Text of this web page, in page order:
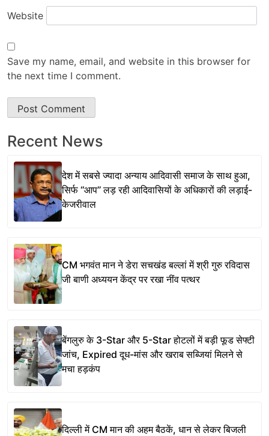
Website
Save my name, email, and website in this browser for
the next time I comment.
Recent News
देश में सबसे ज्यादा अन्याय आदिवासी समाज के साथ हुआ,
सिर्फ ‘‘आप’’ लड़ रही आदिवासियों के अधिकारों की लड़ाई-
केजरीवाल
CM भगवंत मान ने डेरा सचखंड बल्लां में श्री गुरु रविदास
जी बाणी अध्ययन केंद्र पर रखा नींव पत्थर
बेंगलुरु के 3-Star और 5-Star होटलों में बड़ी फूड सेफ्टी
जांच, Expired दूध-मांस और खराब सब्जियां मिलने से
मचा हड़कंप
दिल्ली में CM मान की अहम बैठकें, धान से लेकर बिजली